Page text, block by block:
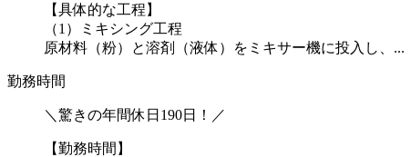
【具体的な工程】
（1）ミキシング工程
原材料（粉）と溶剤（液体）をミキサー機に投入し、...
勤務時間
＼驚きの年間休日190日！／
【勤務時間】